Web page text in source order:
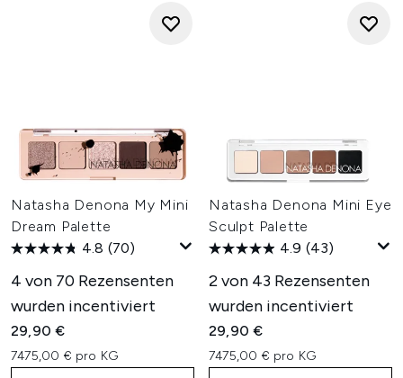
Natasha Denona My Mini
Dream Palette
4.8 (70)
4 von 70 Rezensenten
wurden incentiviert
29,90 €
7475,00 € pro KG
Natasha Denona Mini Eye
Sculpt Palette
4.9 (43)
2 von 43 Rezensenten
wurden incentiviert
29,90 €
7475,00 € pro KG